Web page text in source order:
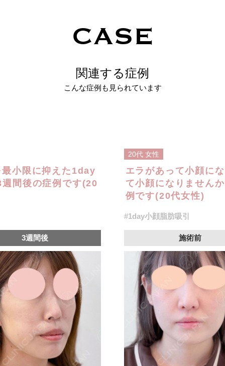
CASE
関連する症例
こんな症例も見られています
小限に抑えた1day
間後の症例です(20
3週間後
20代 女性
エラがあって小顔に
て小顔になりません
例です(20代女性)
#1day小顔脂肪吸引
施術前